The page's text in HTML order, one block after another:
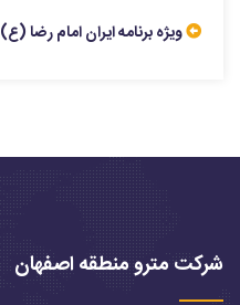
ویژه برنامه ایران امام رضا (ع)
شرکت مترو منطقه اصفهان